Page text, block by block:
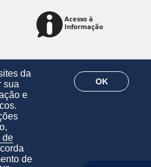
da
sua
e
de
de
OK